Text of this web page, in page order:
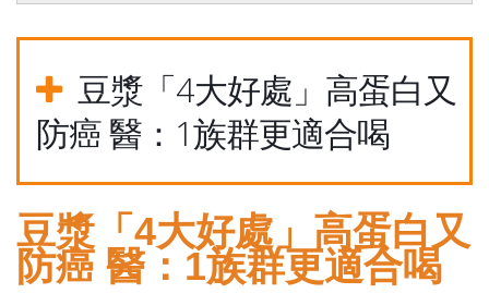
豆漿「4大好處」高蛋白又
防癌 醫：1族群更適合喝
豆漿「4大好處」高蛋白又
防癌 醫：1族群更適合喝